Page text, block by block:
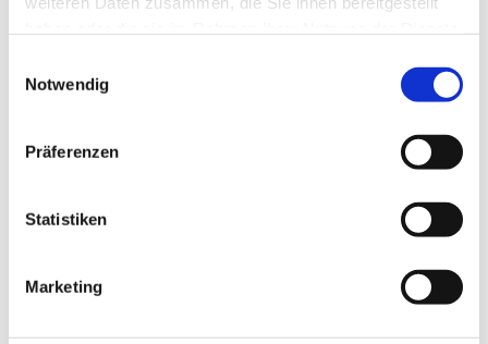
Notwendig
Präferenzen
Statistiken
Marketing
interessieren